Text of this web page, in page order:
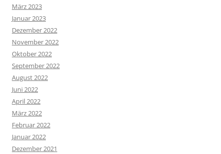
März 2023
Januar 2023
Dezember 2022
November 2022
Oktober 2022
September 2022
August 2022
Juni 2022
April 2022
März 2022
Februar 2022
Januar 2022
Dezember 2021